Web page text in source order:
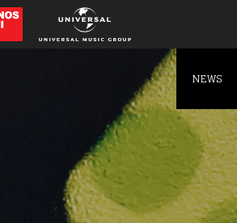
NEWS
first?
favorite artists before